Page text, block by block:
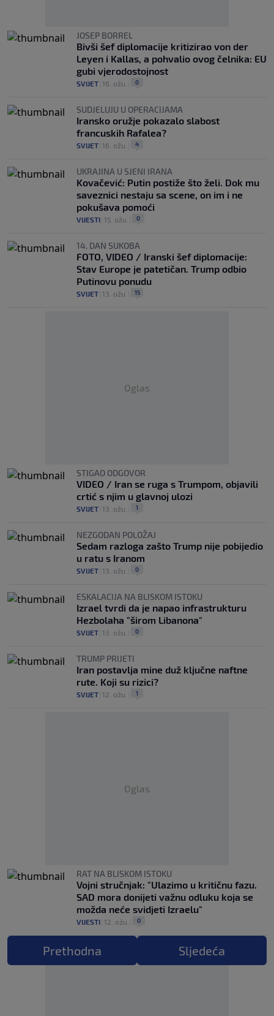
JOSEP BORREL
Bivši šef diplomacije kritizirao von der
Leyen i Kallas, a pohvalio ovog čelnika: EU
gubi vjerodostojnost
SVIJET 16. ožu. 0
SUDJELUJU U OPERACIJAMA
Iransko oružje pokazalo slabost
francuskih Rafalea?
SVIJET 16. ožu. 4
UKRAJINA U SJENI IRANA
Kovačević: Putin postiže što želi. Dok mu
saveznici nestaju sa scene, on im i ne
pokušava pomoći
VIJESTI 15. ožu. 0
14. DAN SUKOBA
FOTO, VIDEO / Iranski šef diplomacije:
Stav Europe je patetičan. Trump odbio
Putinovu ponudu
SVIJET 13. ožu. 15
Oglas
STIGAO ODGOVOR
VIDEO / Iran se ruga s Trumpom, objavili
crtić s njim u glavnoj ulozi
SVIJET 13. ožu. 1
NEZGODAN POLOŽAJ
Sedam razloga zašto Trump nije pobijedio
u ratu s Iranom
SVIJET 13. ožu. 0
ESKALACIJA NA BLISKOM ISTOKU
Izrael tvrdi da je napao infrastrukturu
Hezbolaha "širom Libanona"
SVIJET 13. ožu. 0
TRUMP PRIJETI
Iran postavlja mine duž ključne naftne
rute. Koji su rizici?
SVIJET 12. ožu. 1
Oglas
RAT NA BLISKOM ISTOKU
Vojni stručnjak: "Ulazimo u kritičnu fazu.
SAD mora donijeti važnu odluku koja se
možda neće svidjeti Izraelu"
VIJESTI 12. ožu. 0
Prethodna Sljedeća